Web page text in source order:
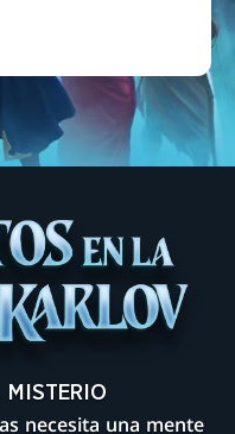
MISTERIO
necesita una mente